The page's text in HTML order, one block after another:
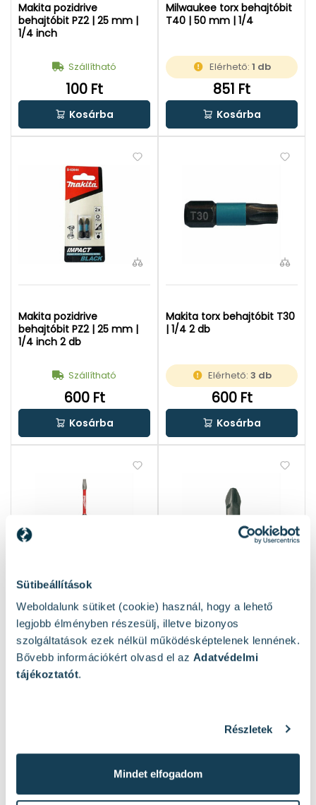
Sütibeállítások
Weboldalunk sütiket (cookie) használ, hogy a lehető
legjobb élményben részesülj, illetve bizonyos
szolgáltatások ezek nélkül működésképtelenek lennének.
Bővebb információkért olvasd el az Adatvédelmi
tájékoztatót.
Részletek
Mindet elfogadom
Makita pozidrive
behajtóbit PZ2 | 25 mm |
1/4 inch
Szállítható
100 Ft
Kosárba
Milwaukee torx behajtóbit
T40 | 50 mm | 1/4
Elérhető: 1 db
851 Ft
Kosárba
Makita pozidrive
behajtóbit PZ2 | 25 mm |
1/4 inch 2 db
Szállítható
600 Ft
Kosárba
Makita torx behajtóbit T30
| 1/4 2 db
Elérhető:3 db
600 Ft
Kosárba
Milwaukee torx behajtóbit
T15 | 90 mm | 1/4
Makita pozidrive
behajtóbit PZ2 | 25 mm |
1/4 inch
Kosárba
1 2 3 ... 44